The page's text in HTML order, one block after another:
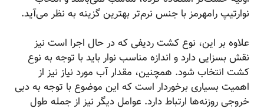
نوارتیپ رامهرمز با جنس نرم‌تر بهترین گزینه به نظر می‌آید.
علاوه بر این، نوع کشت ردیفی که در حال اجرا است نیز
نقش بسزایی دارد و اندازه مناسب نوار باید با توجه به نوع
کشت انتخاب شود. همچنین، مقدار آب مورد نیاز نیز از
اهمیت بسیاری برخوردار است که این موضوع با توجه به دبی
خروجی روزنه‌ها ارتباط دارد. عوامل دیگر نیز از جمله طول